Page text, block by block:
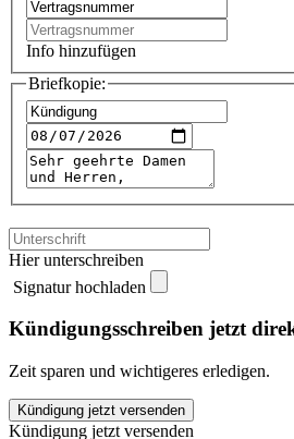
Info hinzufügen
Briefkopie:
Hier unterschreiben
Signatur hochladen
Kündigungsschreiben jetzt
Zeit sparen und wichtigeres erledigen.
blauworld
kündigen
Kündigung jetzt versenden
Kündigung jetzt versenden